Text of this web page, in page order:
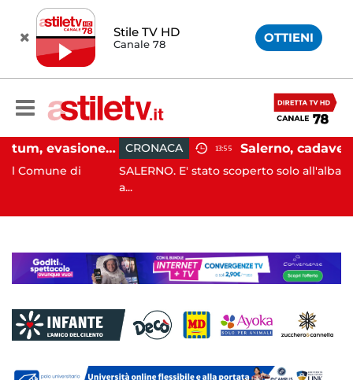
Stile TV HD
Canale 78 OTTIENI
Capaccio Paestum, evasione tassa di soggiorno: scoperte 49 strutture fantasma, elevate 132 sanzioni
di
CRONACA 13:55
SALERNO. E' stato scoperto solo all'alba, ma la sua